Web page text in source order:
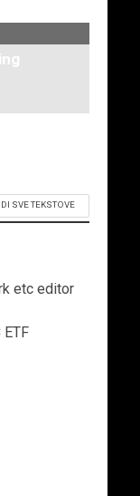
SVE TEKSTOVE
etc editor